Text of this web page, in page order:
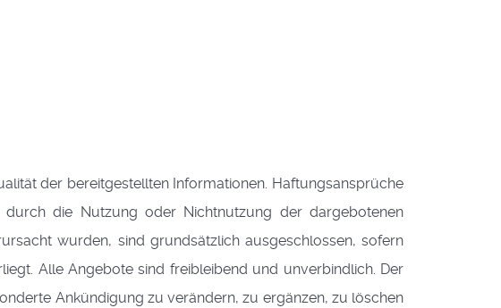
der bereitgestellten Informationen. Haftungsansprüche
die Nutzung oder Nichtnutzung der dargebotenen
wurden, sind grundsätzlich ausgeschlossen, sofern
Alle Angebote sind freibleibend und unverbindlich. Der
Ankündigung zu verändern, zu ergänzen, zu löschen